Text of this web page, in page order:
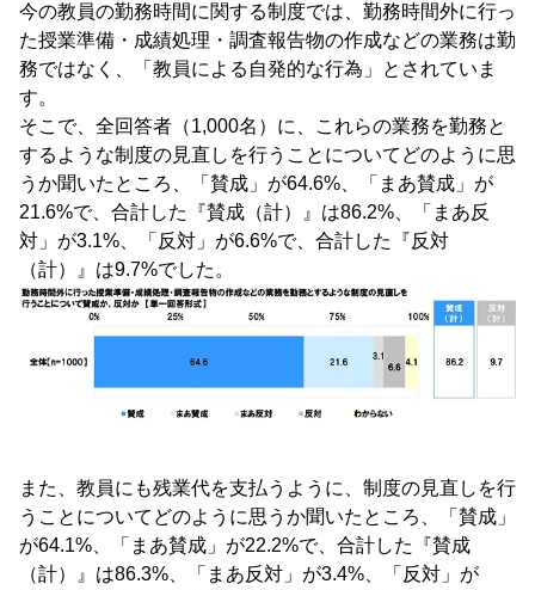
今の教員の勤務時間に関する制度では、勤務時間外に行っ
た授業準備・成績処理・調査報告物の作成などの業務は勤
務ではなく、「教員による自発的な行為」とされていま
す。
そこで、全回答者（1,000名）に、これらの業務を勤務と
するような制度の見直しを行うことについてどのように思
うか聞いたところ、「賛成」が64.6%、「まあ賛成」が
21.6%で、合計した『賛成（計）』は86.2%、「まあ反
対」が3.1%、「反対」が6.6%で、合計した『反対
（計）』は9.7%でした。
また、教員にも残業代を支払うように、制度の見直しを行
うことについてどのように思うか聞いたところ、「賛成」
が64.1%、「まあ賛成」が22.2%で、合計した『賛成
（計）』は86.3%、「まあ反対」が3.4%、「反対」が